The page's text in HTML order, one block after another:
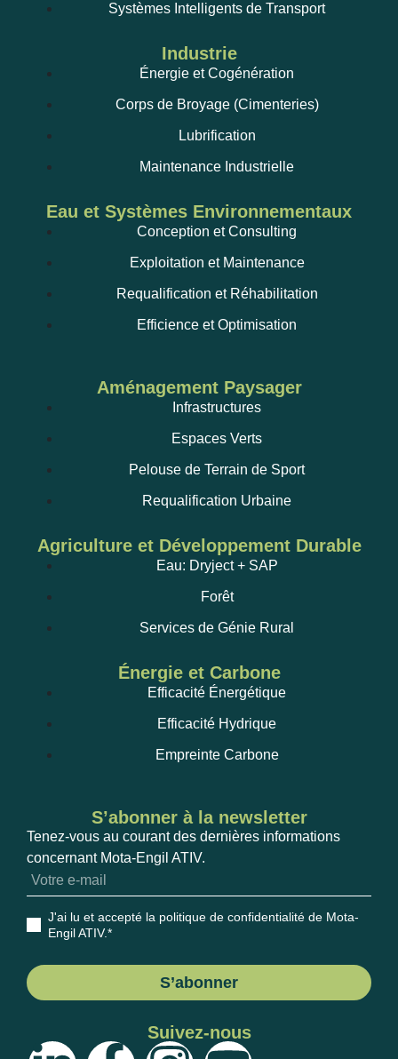
Systèmes Intelligents de Transport
Industrie
Énergie et Cogénération
Corps de Broyage (Cimenteries)
Lubrification
Maintenance Industrielle
Eau et Systèmes Environnementaux
Conception et Consulting
Exploitation et Maintenance
Requalification et Réhabilitation
Efficience et Optimisation
Aménagement Paysager
Infrastructures
Espaces Verts
Pelouse de Terrain de Sport
Requalification Urbaine
Agriculture et Développement Durable
Eau: Dryject + SAP
Forêt
Services de Génie Rural
Énergie et Carbone
Efficacité Énergétique
Efficacité Hydrique
Empreinte Carbone
S’abonner à la newsletter
Tenez-vous au courant des dernières informations
concernant Mota-Engil ATIV.
J'ai lu et accepté la politique de confidentialité de Mota-
Engil ATIV.*
S’abonner
Suivez-nous